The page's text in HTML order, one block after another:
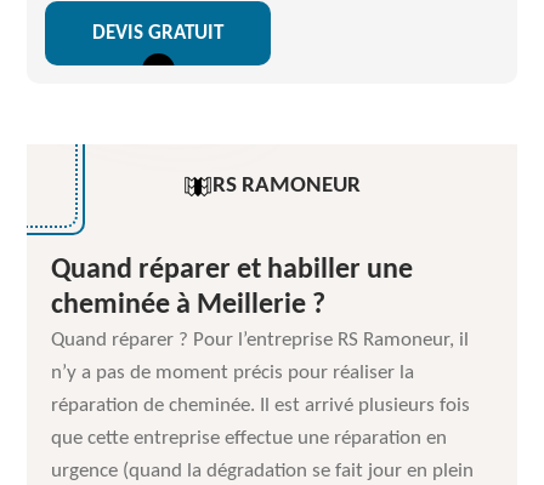
DEVIS GRATUIT
RS RAMONEUR
Quand réparer et habiller une
cheminée à Meillerie ?
Quand réparer ? Pour l’entreprise RS Ramoneur, il
n’y a pas de moment précis pour réaliser la
réparation de cheminée. Il est arrivé plusieurs fois
que cette entreprise effectue une réparation en
urgence (quand la dégradation se fait jour en plein